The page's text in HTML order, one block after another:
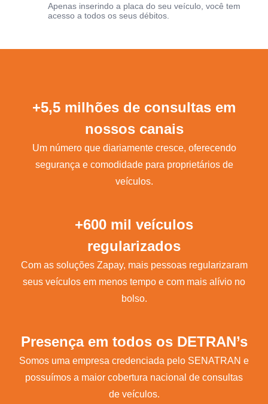
Apenas inserindo a placa do seu veículo, você tem
acesso a todos os seus débitos.
+5,5 milhões de consultas em
nossos canais
Um número que diariamente cresce, oferecendo
segurança e comodidade para proprietários de
veículos.
+600 mil veículos
regularizados
Com as soluções Zapay, mais pessoas regularizaram
seus veículos em menos tempo e com mais alívio no
bolso.
Presença em todos os DETRAN’s
Somos uma empresa credenciada pelo SENATRAN e
possuímos a maior cobertura nacional de consultas
de veículos.